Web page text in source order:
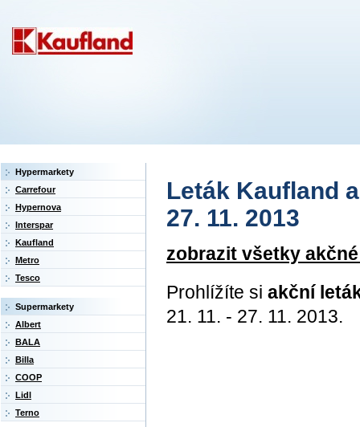
Leták Kaufland
27. 11. 2013
zobrazit všetky
Prohlížíte si akční
21. 11. - 27. 11. 2013.
Hypermarkety
Carrefour
Hypernova
Interspar
Kaufland
Metro
Tesco
Supermarkety
Albert
BALA
Billa
COOP
Lidl
Terno